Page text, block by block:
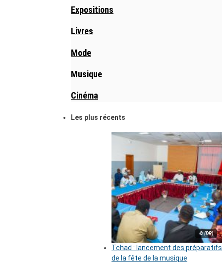
Expositions
Livres
Mode
Musique
Cinéma
Les plus récents
© (DR)
Tchad : lancement des préparatifs
de la fête de la musique